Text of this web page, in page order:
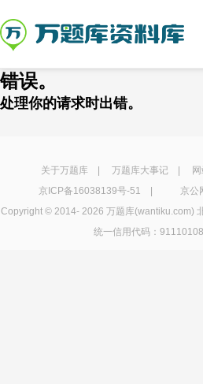
错误。
处理你的请求时出错。
关于万题库| 万题库大事记|
京ICP备16038139号-51
京公
Copyright © 2014- 2026 万题库
统一信用代码：